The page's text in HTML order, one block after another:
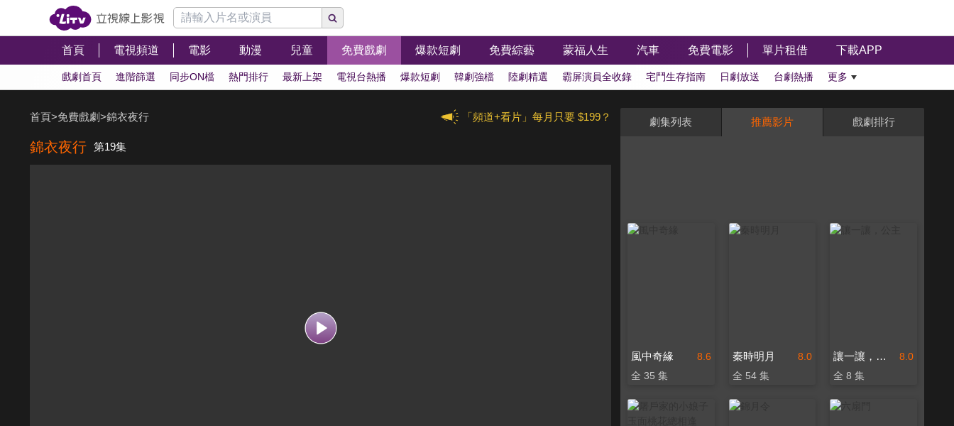
首頁 電視頻道 電影 動漫 兒童 免費戲劇 爆款短劇 免費綜藝 蒙福人生 汽車 免費電影 單片租借 下載APP
戲劇首頁 進階篩選 同步ON檔 熱門排行 最新上架 電視台熱播 爆款短劇 韓劇強檔 陸劇精選 霸屏演員全收錄 宅鬥生存指南 日劇放送 台劇熱播 更多
「頻道+看片」每月只要 $199？
首頁>免費戲劇>錦衣夜行
錦衣夜行 第19集
劇集列表 推薦影片 戲劇排行
8.6
風中奇緣
全 35 集
8.0
秦時明月
全 54 集
8.0
讓一讓，公主
全 8 集